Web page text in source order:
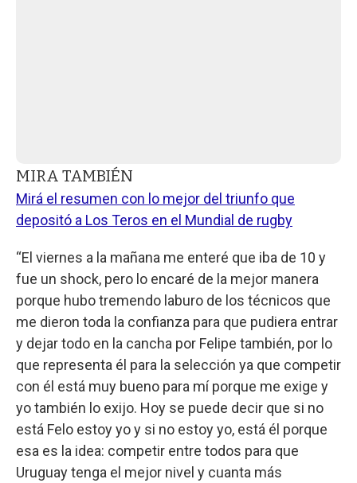
MIRA TAMBIÉN
Mirá el resumen con lo mejor del triunfo que
depositó a Los Teros en el Mundial de rugby
“El viernes a la mañana me enteré que iba de 10 y
fue un shock, pero lo encaré de la mejor manera
porque hubo tremendo laburo de los técnicos que
me dieron toda la confianza para que pudiera entrar
y dejar todo en la cancha por Felipe también, por lo
que representa él para la selección ya que competir
con él está muy bueno para mí porque me exige y
yo también lo exijo. Hoy se puede decir que si no
está Felo estoy yo y si no estoy yo, está él porque
esa es la idea: competir entre todos para que
Uruguay tenga el mejor nivel y cuanta más